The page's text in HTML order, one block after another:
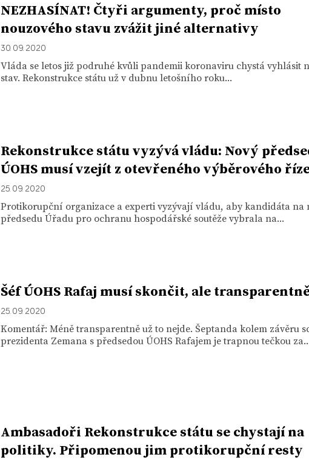
NEZHASÍNAT! Čtyři argumenty, proč místo
nouzového stavu zvážit jiné alternativy
30. 09. 2020
Vláda se letos již podruhé kvůli pandemii koronaviru chystá vyhlásit
stav. Rekonstrukce státu už v dubnu letošního roku...
Rekonstrukce státu vyzývá vládu: Nový
ÚOHS musí vzejít z otevřeného výběrového
25. 09. 2020
Protikorupční organizace a experti vyzývají vládu, aby kandidáta na
předsedu Úřadu pro ochranu hospodářské soutěže vybrala na...
Šéf ÚOHS Rafaj musí skončit, ale
25. 09. 2020
Komentář: Méně transparentně už to nejde. Šeptanda kolem závěru
prezidenta Zemana s předsedou ÚOHS Rafajem je trapnou tečkou
Ambasadoři Rekonstrukce státu se chystají na
politiky. Připomenou jim protikorupční resty